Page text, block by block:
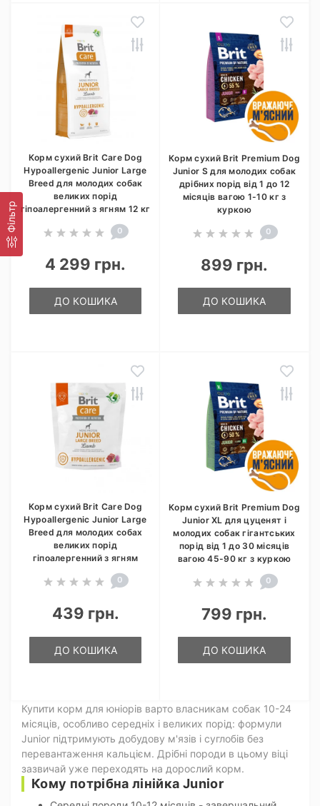
Фільтр
Корм сухий Brit Care Dog
Hypoallergenic Junior Large
Breed для молодих собак
великих порід
гіпоалергенний з ягням 12 кг
0
4 299 грн.
ДО КОШИКА
Корм сухий Brit Premium Dog
Junior S для молодих собак
дрібних порід від 1 до 12
місяців вагою 1-10 кг з
куркою
0
899 грн.
ДО КОШИКА
Корм сухий Brit Care Dog
Hypoallergenic Junior Large
Breed для молодих собах
великих порід
гіпоалергенний з ягням
0
439 грн.
ДО КОШИКА
Корм сухий Brit Premium Dog
Junior XL для цуценят і
молодих собак гігантських
порід від 1 до 30 місяців
вагою 45-90 кг з куркою
0
799 грн.
ДО КОШИКА
Купити корм для юніорів варто власникам собак 10-24
місяців, особливо середніх і великих порід: формули
Junior підтримують добудову м'язів і суглобів без
перевантаження кальцієм. Дрібні породи в цьому віці
зазвичай уже переходять на дорослий корм.
Кому потрібна лінійка Junior